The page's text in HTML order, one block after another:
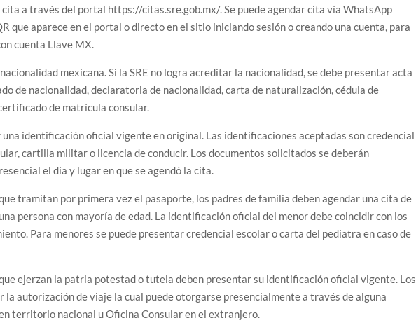
cita a través del portal https://citas.sre.gob.mx/. Se puede agendar cita vía WhatsApp
que aparece en el portal o directo en el sitio iniciando sesión o creando una cuenta, para
cuenta Llave MX.
mexicana. Si la SRE no logra acreditar la nacionalidad, se debe presentar acta
de nacionalidad, declaratoria de nacionalidad, carta de naturalización, cédula de
de matrícula consular.
identificación oficial vigente en original. Las identificaciones aceptadas son credencial
cartilla militar o licencia de conducir. Los documentos solicitados se deberán
el día y lugar en que se agendó la cita.
tramitan por primera vez el pasaporte, los padres de familia deben agendar una cita de
persona con mayoría de edad. La identificación oficial del menor debe coincidir con los
Para menores se puede presentar credencial escolar o carta del pediatra en caso de
ejerzan la patria potestad o tutela deben presentar su identificación oficial vigente. Los
la autorización de viaje la cual puede otorgarse presencialmente a través de alguna
territorio nacional u Oficina Consular en el extranjero.